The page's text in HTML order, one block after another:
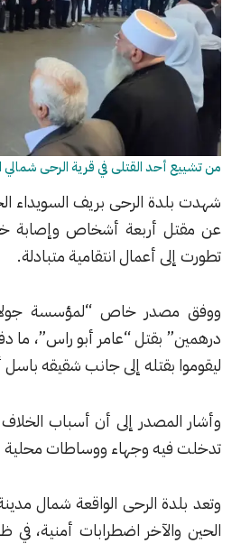
القتلى في قرية الرحى شمالي السويداء
الرحى بريف السويداء الجنوبي، يوم
أربعة أشخاص وإصابة خمسة
أعمال انتقامية متبادلة.
خاص “لمؤسسة جولان”، بدأت
بقتل “عامر أبو راس”، ما دفع من
بقتله إلى جانب شقيقه باسل أبو
إلى أن أسباب الخلاف ما تزال
وجهاء ووساطات محلية نجحت في
الرحى الواقعة شمال مدينة
اضطرابات أمنية، في ظل